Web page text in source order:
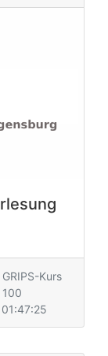
GRIPS-Kurs
100
01:47:25